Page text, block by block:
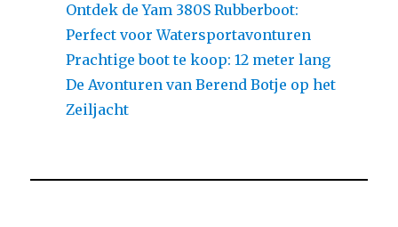
Ontdek de Yam 380S Rubberboot:
Perfect voor Watersportavonturen
Prachtige boot te koop: 12 meter lang
De Avonturen van Berend Botje op het
Zeiljacht